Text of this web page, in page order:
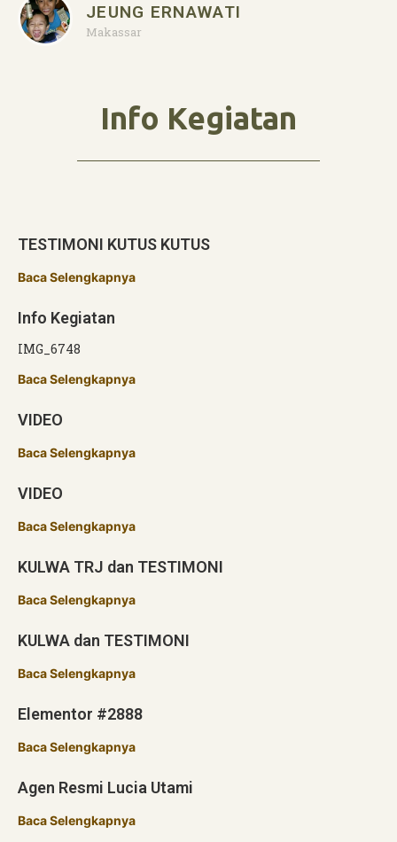
JEUNG ERNAWATI
Makassar
Info Kegiatan
TESTIMONI KUTUS KUTUS
Baca Selengkapnya
Info Kegiatan
IMG_6748
Baca Selengkapnya
VIDEO
Baca Selengkapnya
VIDEO
Baca Selengkapnya
KULWA TRJ dan TESTIMONI
Baca Selengkapnya
KULWA dan TESTIMONI
Baca Selengkapnya
Elementor #2888
Baca Selengkapnya
Agen Resmi Lucia Utami
Baca Selengkapnya